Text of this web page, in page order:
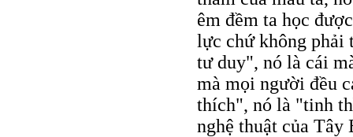
êm đềm ta học
lực chứ không phải
tư duy", nó là cái
mà mọi người đều
thích", nó là "tinh
nghệ thuật của Tây